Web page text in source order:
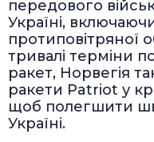
передового
Україні,
протиповітряної
тривалі терміни
ракет, Норвегія
ракети Patriot у
щоб полегшити
Україні.